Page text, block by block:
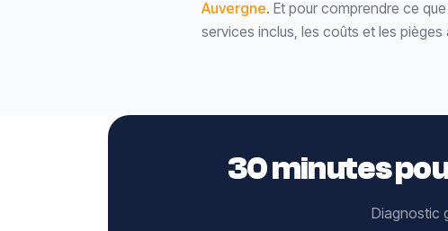
Auvergne. Et pour comprendre ce
services inclus, les coûts et les pièges
30 minutes
Diagnostic